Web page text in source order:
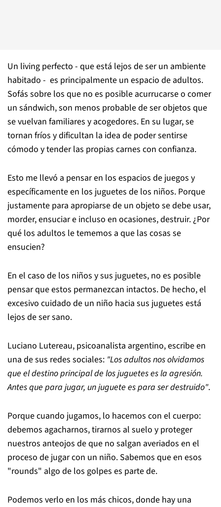
Un living perfecto - que está lejos de ser un ambiente
habitado - es principalmente un espacio de adultos.
Sofás sobre los que no es posible acurrucarse o comer
un sándwich, son menos probable de ser objetos que
se vuelvan familiares y acogedores. En su lugar, se
tornan fríos y dificultan la idea de poder sentirse
cómodo y tender las propias carnes con confianza.
Esto me llevó a pensar en los espacios de juegos y
específicamente en los juguetes de los niños. Porque
justamente para apropiarse de un objeto se debe usar,
morder, ensuciar e incluso en ocasiones, destruir. ¿Por
qué los adultos le tememos a que las cosas se
ensucien?
En el caso de los niños y sus juguetes, no es posible
pensar que estos permanezcan intactos. De hecho, el
excesivo cuidado de un niño hacia sus juguetes está
lejos de ser sano.
Luciano Lutereau, psicoanalista argentino, escribe en
una de sus redes sociales: "Los adultos nos olvidamos
que el destino principal de los juguetes es la agresión.
Antes que para jugar, un juguete es para ser destruido".
Porque cuando jugamos, lo hacemos con el cuerpo:
debemos agacharnos, tirarnos al suelo y proteger
nuestros anteojos de que no salgan averiados en el
proceso de jugar con un niño. Sabemos que en esos
"rounds" algo de los golpes es parte de.
Podemos verlo en los más chicos, donde hay una